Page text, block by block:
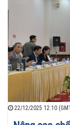
22/12/2025 12:10